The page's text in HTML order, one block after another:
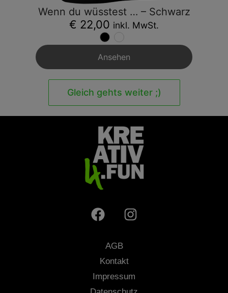
Wenn du wüsstest … – Schwarz
€ 22,00 inkl. MwSt.
Ansehen
Gleich gehts weiter ;)
AGB
Kontakt
Impressum